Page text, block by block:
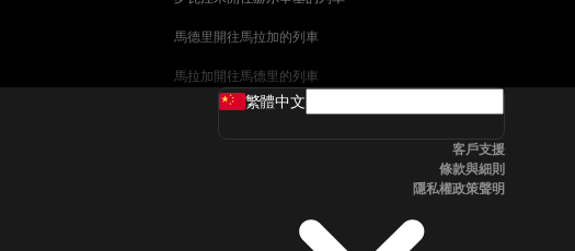
馬德里開往馬拉加的列車
馬拉加開往馬德里的列車
威尼斯開往佛羅倫斯的列車
斯德哥爾摩開往哥本哈根的列車
繁體中文
客戶支援
條款與細則
隱私權政策聲明